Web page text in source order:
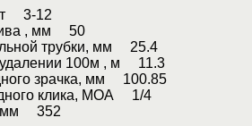
3-12
, мм 50
трубки, мм 25.4
удалении 100м , м 11.3
зрачка, мм 100.85
клика, МОА 1/4
мм 352